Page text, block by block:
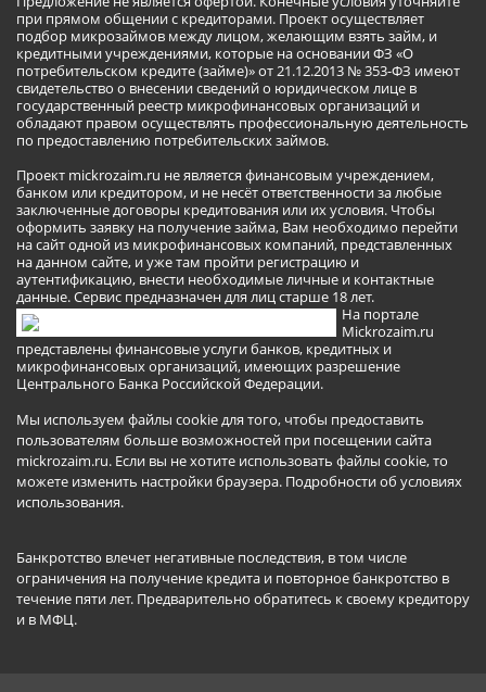
при прямом общении с кредиторами. Проект осуществляет
подбор микрозаймов между лицом, желающим взять займ, и
кредитными учреждениями, которые на основании ФЗ «О
потребительском кредите (займе)» от 21.12.2013 № 353-ФЗ имеют
свидетельство о внесении сведений о юридическом лице в
государственный реестр микрофинансовых организаций и
обладают правом осуществлять профессиональную деятельность
по предоставлению потребительских займов.
Проект mickrozaim.ru не является финансовым учреждением,
банком или кредитором, и не несёт ответственности за любые
заключенные договоры кредитования или их условия. Чтобы
оформить заявку на получение займа, Вам необходимо перейти
на сайт одной из микрофинансовых компаний, представленных
на данном сайте, и уже там пройти регистрацию и
аутентификацию, внести необходимые личные и контактные
данные. Сервис предназначен для лиц старше 18 лет.
На портале
Mickrozaim.ru
представлены финансовые услуги банков, кредитных и
микрофинансовых организаций, имеющих разрешение
Центрального Банка Российской Федерации.
Мы используем файлы cookie для того, чтобы предоставить
пользователям больше возможностей при посещении сайта
mickrozaim.ru. Если вы не хотите использовать файлы cookie, то
можете изменить настройки браузера. Подробности об условиях
использования.
Банкротство влечет негативные последствия, в том числе
ограничения на получение кредита и повторное банкротство в
течение пяти лет. Предварительно обратитесь к своему кредитору
и в МФЦ.